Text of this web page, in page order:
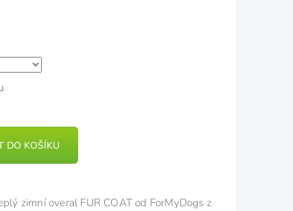
DO KOŠÍKU
zimní overal FUR COAT od ForMyDogs z